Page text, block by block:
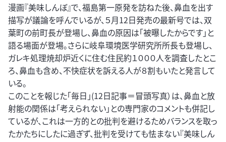
漫画『美味しんぼ』で、福島第一原発を訪ねた後、鼻血を出す
描写が議論を呼んでいるが、５月12日発売の最新号では、双
葉町の前町長が登場し、鼻血の原因は「被曝したからです」と
語る場面が登場。さらに岐阜環境医学研究所所長も登場し、
ガレキ処理焼却炉近くに住む住民約１０００人を調査したとこ
ろ、鼻血も含め、不快症状を訴える人が８割もいたと発言して
いる。
このことを報じた「毎日」(12日記事＝冒頭写真）は、鼻血と放
射能の関係は「考えられない」との専門家のコメントも併記し
ているが、これは一方的との批判を避けるためバランスを取っ
たかたちにしたに過ぎず、批判を受けても怯まない『美味しん